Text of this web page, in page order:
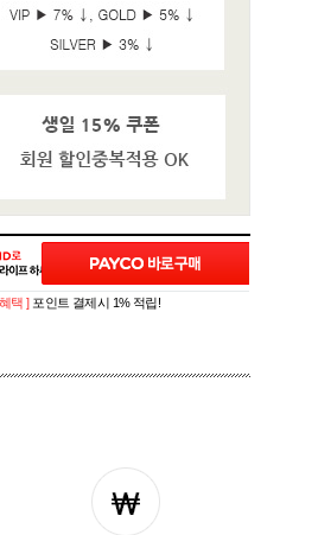
택 ] 포인트 결제시 1% 적립!